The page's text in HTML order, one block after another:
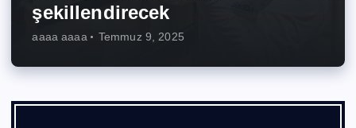
şekillendirecek
aaaa aaaa Temmuz 9, 2025